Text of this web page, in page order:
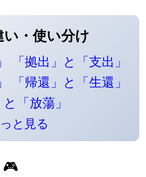
・使い分け
「拠出」と「支出」
「帰還」と「生還」
と「放蕩」
と見る
🎮